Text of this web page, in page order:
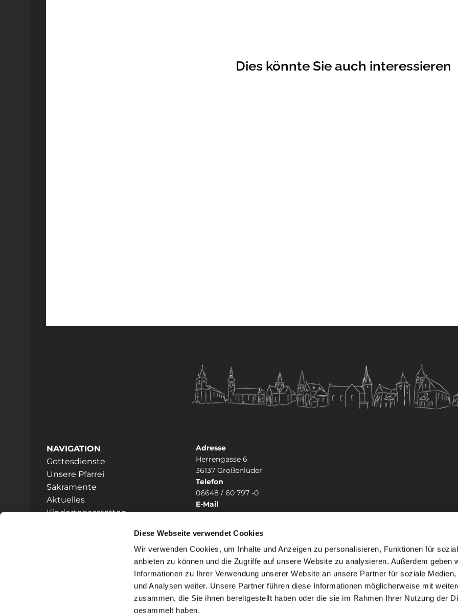
Diese Webseite verwendet Cookies
Wir verwenden Cookies, um Inhalte und Anzeigen zu personalisieren, Funktionen für
anbieten zu können und die Zugriffe auf unsere Website zu analysieren. Außerdem geben
Informationen zu Ihrer Verwendung unserer Website an unsere Partner für soziale Medien,
und Analysen weiter. Unsere Partner führen diese Informationen möglicherweise mit
zusammen, die Sie ihnen bereitgestellt haben oder die sie im Rahmen Ihrer Nutzung der
gesammelt haben.
Dies könnte Sie auch interessieren
NAVIGATION
Gottesdienste
Unsere Pfarrei
Sakramente
Aktuelles
Kindertagesstätten
Adresse
Herrengasse 6
36137 Großenlüder
Telefon
06648 / 60 797 -0
E-Mail
heilig-kreuz.grossenlueder@bistum-fulda.de
Impressum Datenschutzerklärung ChurchDesk-